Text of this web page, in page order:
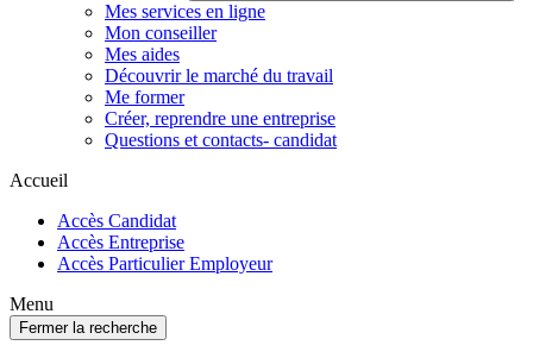
Mes services en ligne
Mon conseiller
Mes aides
Découvrir le marché du travail
Me former
Créer, reprendre une entreprise
Questions et contacts- candidat
Accueil
Accès Candidat
Accès Entreprise
Accès Particulier Employeur
Menu
Fermer la recherche